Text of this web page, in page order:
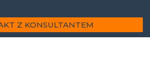
Z KONSULTANTEM